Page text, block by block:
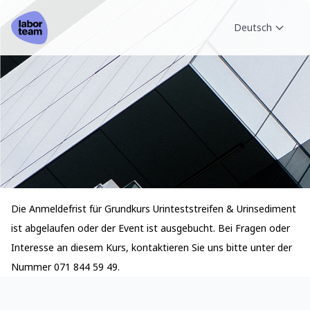
Deutsch
Die Anmeldefrist für Grundkurs Urinteststreifen & Urinsediment
ist abgelaufen oder der Event ist ausgebucht. Bei Fragen oder
Interesse an diesem Kurs, kontaktieren Sie uns bitte unter der
Nummer 071 844 59 49.